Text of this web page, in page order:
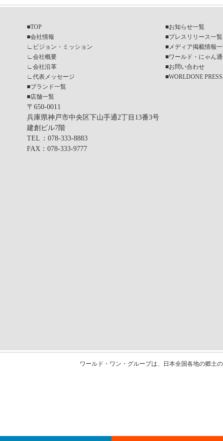
■TOP
■会社情報
∟
ビジョン・ミッション
∟ 会社概要
∟ 会社沿革
∟ 代表メッセージ
■ブランド一覧
■店舗一覧
■お知らせ一覧
■プレスリリース一覧
■ メディア掲載情報
■ワールド・にゃん
■お問い合わせ
■WORLDONE PRESS
〒650-0011
兵庫県神戸市中央区下山手通2丁目13番3号
建創ビル7階
TEL ：078-333-8883
FAX ：078-333-9777
ワールド・ワン・グループは、日本全国各地の郷土